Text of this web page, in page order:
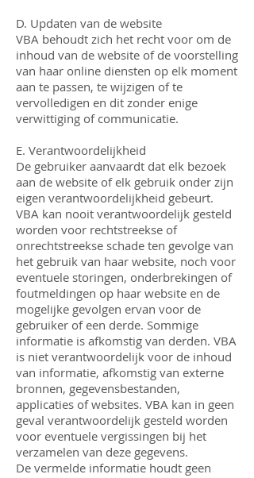
D. Updaten van de website
VBA behoudt zich het recht voor om de
inhoud van de website of de voorstelling
van haar online diensten op elk moment
aan te passen, te wijzigen of te
vervolledigen en dit zonder enige
verwittiging of communicatie.
E. Verantwoordelijkheid
De gebruiker aanvaardt dat elk bezoek
aan de website of elk gebruik onder zijn
eigen verantwoordelijkheid gebeurt.
VBA kan nooit verantwoordelijk gesteld
worden voor rechtstreekse of
onrechtstreekse schade ten gevolge van
het gebruik van haar website, noch voor
eventuele storingen, onderbrekingen of
foutmeldingen op haar website en de
mogelijke gevolgen ervan voor de
gebruiker of een derde. Sommige
informatie is afkomstig van derden. VBA
is niet verantwoordelijk voor de inhoud
van informatie, afkomstig van externe
bronnen, gegevensbestanden,
applicaties of websites. VBA kan in geen
geval verantwoordelijk gesteld worden
voor eventuele vergissingen bij het
verzamelen van deze gegevens.
De vermelde informatie houdt geen